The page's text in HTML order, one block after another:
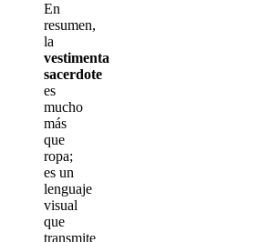
En
resumen,
la
vestimenta
sacerdote
es
mucho
más
que
ropa;
es un
lenguaje
visual
que
transmite